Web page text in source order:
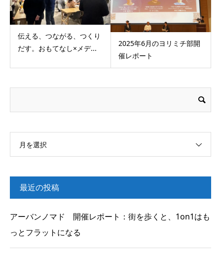
伝える、つながる、つくり
だす。おもてなし×メデ...
2025年6月のヨリミチ部開
催レポート
月を選択
最近の投稿
アーバンノマド 開催レポート：街を歩くと、1on1はも
っとフラットになる